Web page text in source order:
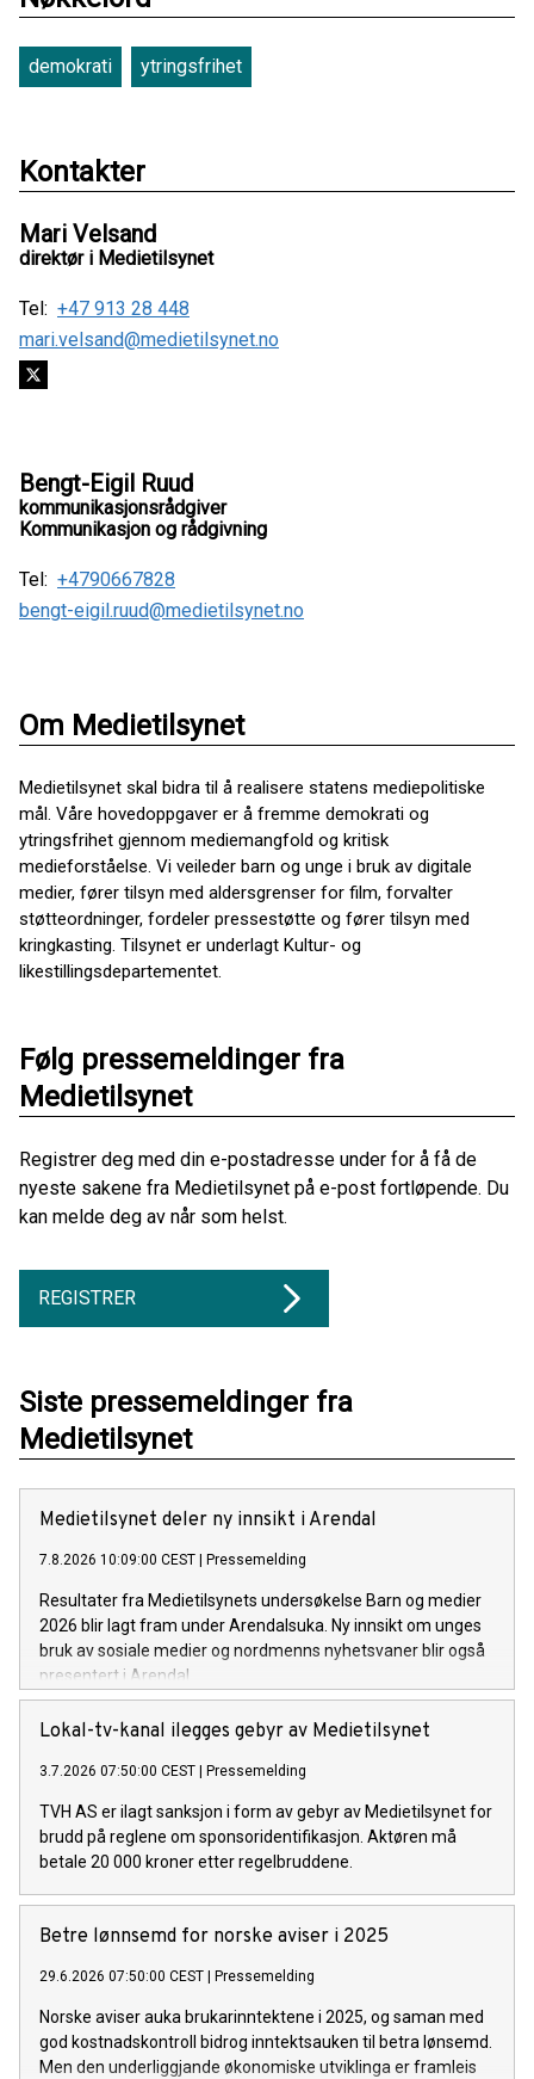
demokrati ytringsfrihet
Kontakter
Mari Velsand
direktør i Medietilsynet
Tel: +47 913 28 448
mari.velsand@medietilsynet.no
Bengt-Eigil Ruud
kommunikasjonsrådgiver
Kommunikasjon og rådgivning
Tel: +4790667828
bengt-eigil.ruud@medietilsynet.no
Om Medietilsynet
Medietilsynet skal bidra til å realisere statens mediepolitiske
mål. Våre hovedoppgaver er å fremme demokrati og
ytringsfrihet gjennom mediemangfold og kritisk
medieforståelse. Vi veileder barn og unge i bruk av digitale
medier, fører tilsyn med aldersgrenser for film, forvalter
støtteordninger, fordeler pressestøtte og fører tilsyn med
kringkasting. Tilsynet er underlagt Kultur- og
likestillingsdepartementet.
Følg pressemeldinger fra
Medietilsynet
Registrer deg med din e-postadresse under for å få de
nyeste sakene fra Medietilsynet på e-post fortløpende. Du
kan melde deg av når som helst.
REGISTRER
Siste pressemeldinger fra
Medietilsynet
Medietilsynet deler ny innsikt i Arendal
7.8.2026 10:09:00 CEST Pressemelding
Resultater fra Medietilsynets undersøkelse Barn og medier
2026 blir lagt fram under Arendalsuka. Ny innsikt om unges
bruk av sosiale medier og nordmenns nyhetsvaner blir også
presentert i Arendal.
Lokal-tv-kanal ilegges gebyr av Medietilsynet
3.7.2026 07:50:00 CEST Pressemelding
TVH AS er ilagt sanksjon i form av gebyr av Medietilsynet for
brudd på reglene om sponsoridentifikasjon. Aktøren må
betale 20 000 kroner etter regelbruddene.
Betre lønnsemd for norske aviser i 2025
29.6.2026 07:50:00 CEST Pressemelding
Norske aviser auka brukarinntektene i 2025, og saman med
god kostnadskontroll bidrog inntektsauken til betra lønsemd.
Men den underliggjande økonomiske utviklinga er framleis